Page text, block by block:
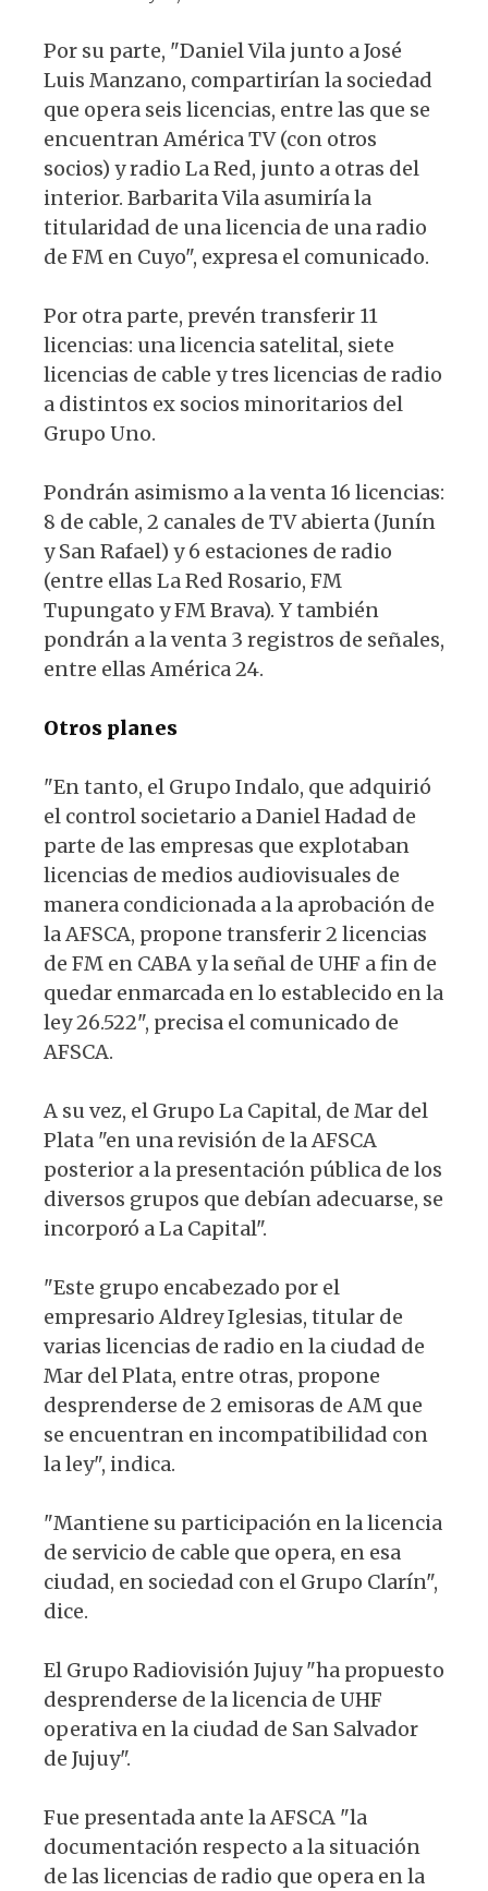
Por su parte, "Daniel Vila junto a José
Luis Manzano, compartirían la sociedad
que opera seis licencias, entre las que se
encuentran América TV (con otros
socios) y radio La Red, junto a otras del
interior. Barbarita Vila asumiría la
titularidad de una licencia de una radio
de FM en Cuyo", expresa el comunicado.
Por otra parte, prevén transferir 11
licencias: una licencia satelital, siete
licencias de cable y tres licencias de radio
a distintos ex socios minoritarios del
Grupo Uno.
Pondrán asimismo a la venta 16 licencias:
8 de cable, 2 canales de TV abierta (Junín
y San Rafael) y 6 estaciones de radio
(entre ellas La Red Rosario, FM
Tupungato y FM Brava). Y también
pondrán a la venta 3 registros de señales,
entre ellas América 24.
Otros planes
"En tanto, el Grupo Indalo, que adquirió
el control societario a Daniel Hadad de
parte de las empresas que explotaban
licencias de medios audiovisuales de
manera condicionada a la aprobación de
la AFSCA, propone transferir 2 licencias
de FM en CABA y la señal de UHF a fin de
quedar enmarcada en lo establecido en la
ley 26.522", precisa el comunicado de
AFSCA.
A su vez, el Grupo La Capital, de Mar del
Plata "en una revisión de la AFSCA
posterior a la presentación pública de los
diversos grupos que debían adecuarse, se
incorporó a La Capital".
"Este grupo encabezado por el
empresario Aldrey Iglesias, titular de
varias licencias de radio en la ciudad de
Mar del Plata, entre otras, propone
desprenderse de 2 emisoras de AM que
se encuentran en incompatibilidad con
la ley", indica.
"Mantiene su participación en la licencia
de servicio de cable que opera, en esa
ciudad, en sociedad con el Grupo Clarín",
dice.
El Grupo Radiovisión Jujuy "ha propuesto
desprenderse de la licencia de UHF
operativa en la ciudad de San Salvador
de Jujuy".
Fue presentada ante la AFSCA "la
documentación respecto a la situación
de las licencias de radio que opera en la